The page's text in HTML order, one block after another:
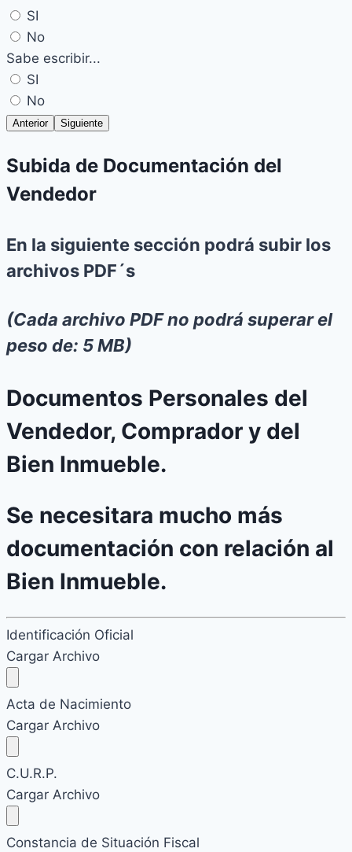
SI
No
Sabe escribir...
SI
No
Anterior Siguiente
Subida de Documentación del
Vendedor
En la siguiente sección podrá subir los
archivos PDF´s
(Cada archivo PDF no podrá superar el
peso de: 5 MB)
Documentos Personales del
Vendedor, Comprador y del
Bien Inmueble.
Se necesitara mucho más
documentación con relación al
Bien Inmueble.
Identificación Oficial
Cargar Archivo
Acta de Nacimiento
Cargar Archivo
C.U.R.P.
Cargar Archivo
Constancia de Situación Fiscal